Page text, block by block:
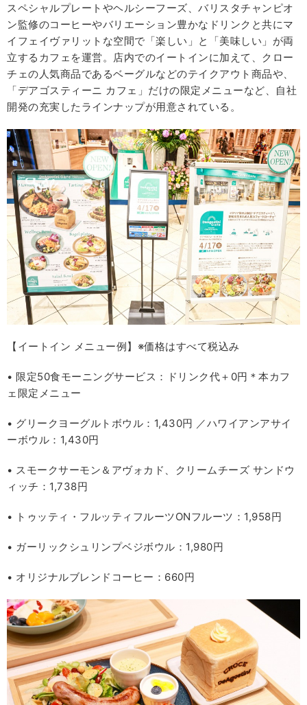
スペシャルプレートやヘルシーフーズ、バリスタチャンピオ
ン監修のコーヒーやバリエーション豊かなドリンクと共にマ
イフェイヴァリットな空間で「楽しい」と「美味しい」が両
立するカフェを運営。店内でのイートインに加えて、クロー
チェの人気商品であるベーグルなどのテイクアウト商品や、
「デアゴスティーニ カフェ」だけの限定メニューなど、自社
開発の充実したラインナップが用意されている。
【イートイン メニュー例】※価格はすべて税込み
• 限定50食モーニングサービス：ドリンク代＋0円＊本カフ
ェ限定メニュー
• グリークヨーグルトボウル：1,430円 ／ハワイアンアサイ
ーボウル：1,430円
• スモークサーモン＆アヴォカド、クリームチーズ サンドウ
ィッチ：1,738円
• トゥッティ・フルッティフルーツONフルーツ：1,958円
• ガーリックシュリンプベジボウル：1,980円
• オリジナルブレンドコーヒー：660円